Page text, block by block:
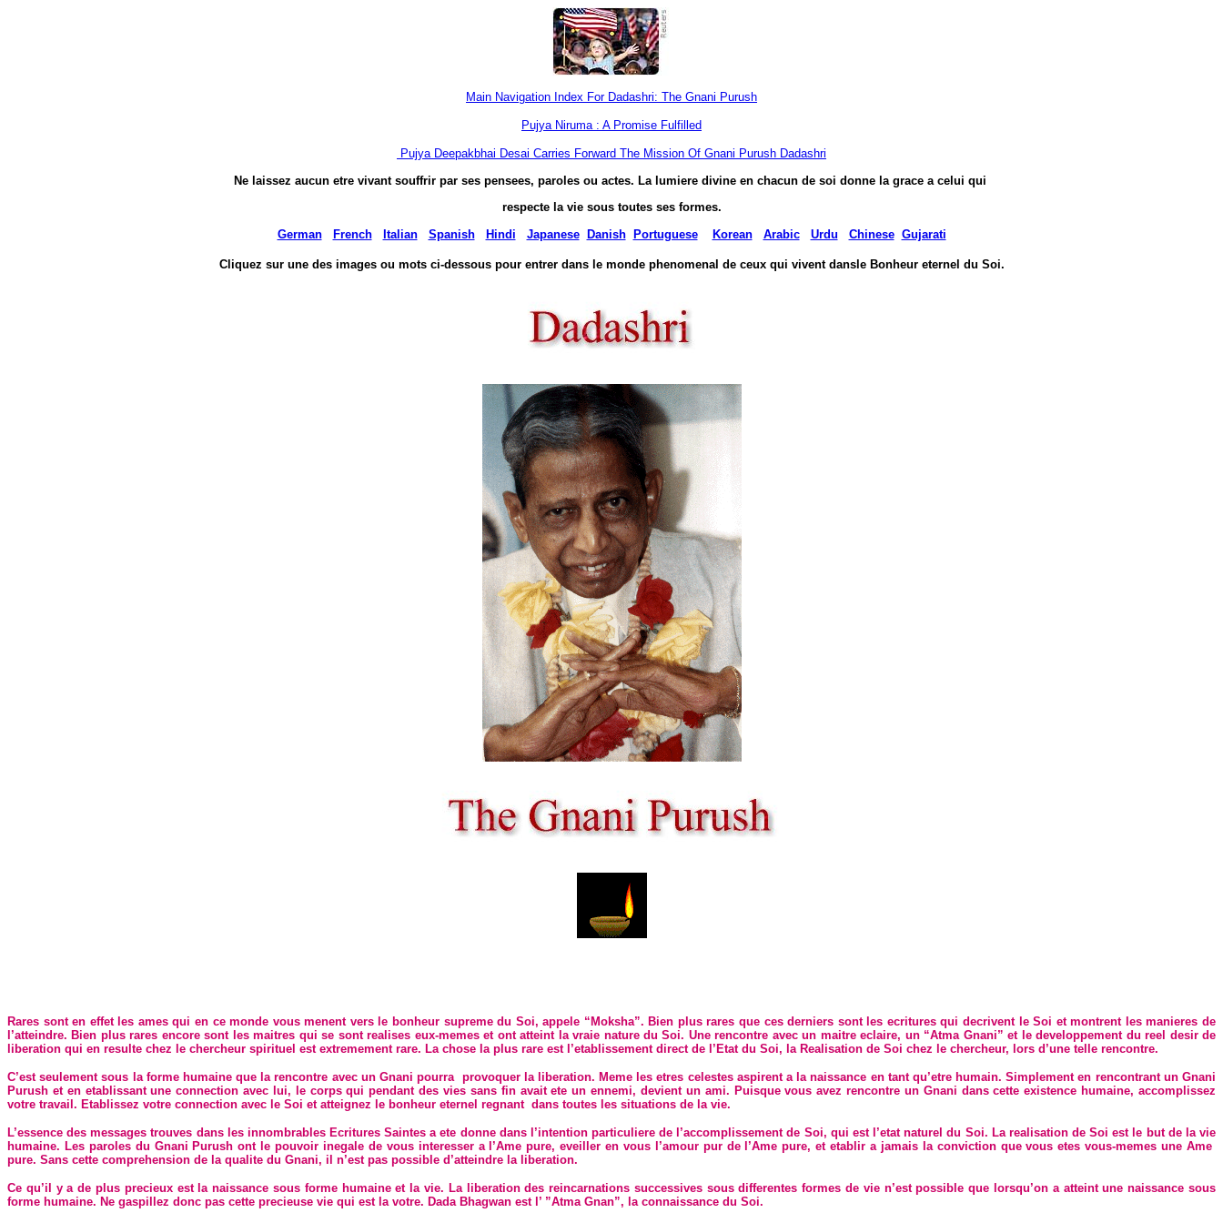
Main Navigation Index For Dadashri: The Gnani Purush
Pujya Niruma : A Promise Fulfilled
Pujya Deepakbhai Desai Carries Forward The Mission Of Gnani Purush Dadashri
Ne laissez aucun etre vivant souffrir par ses pensees, paroles ou actes. La lumiere divine en chacun de soi donne la grace a celui qui
respecte la vie sous toutes ses formes.
German
French Italian Spanish Hindi Japanese Danish Portuguese Korean Arabic Urdu Chinese Gujarati
Cliquez sur une des images ou mots ci-dessous pour entrer dans le monde phenomenal de ceux qui vivent dansle Bonheur eternel du Soi.
Rares sont en effet les ames qui en ce monde vous menent vers le bonheur supreme du Soi, appele “Moksha”. Bien plus rares que ces derniers sont les ecritures qui decrivent le Soi et montrent les manieres de
l’atteindre. Bien plus rares encore sont les maitres qui se sont realises eux-memes et ont atteint la vraie nature du Soi. Une rencontre avec un maitre eclaire, un “Atma Gnani” et le developpement du reel desir de
liberation qui en resulte chez le chercheur spirituel est extremement rare. La chose la plus rare est l’etablissement direct de l’Etat du Soi, la Realisation de Soi chez le chercheur, lors d’une telle rencontre.
C’est seulement sous la forme humaine que la rencontre avec un Gnani pourra provoquer la liberation. Meme les etres celestes aspirent a la naissance en tant qu’etre humain. Simplement en rencontrant un Gnani
Purush et en etablissant une connection avec lui, le corps qui pendant des vies sans fin avait ete un ennemi, devient un ami. Puisque vous avez rencontre un Gnani dans cette existence humaine, accomplissez
votre travail. Etablissez votre connection avec le Soi et atteignez le bonheur eternel regnant dans toutes les situations de la vie.
L’essence des messages trouves dans les innombrables Ecritures Saintes a ete donne dans l’intention particuliere de l’accomplissement de Soi, qui est l’etat naturel du Soi. La realisation de Soi est le but de la vie
humaine. Les paroles du Gnani Purush ont le pouvoir inegale de vous interesser a l’Ame pure, eveiller en vous l’amour pur de l’Ame pure, et etablir a jamais la conviction que vous etes vous-memes une Ame
pure. Sans cette comprehension de la qualite du Gnani, il n’est pas possible d’atteindre la liberation.
Ce qu’il y a de plus precieux est la naissance sous forme humaine et la vie. La liberation des reincarnations successives sous differentes formes de vie n’est possible que lorsqu’on a atteint une naissance sous
forme humaine. Ne gaspillez donc pas cette precieuse vie qui est la votre. Dada Bhagwan est l’ ”Atma Gnan”, la connaissance du Soi.